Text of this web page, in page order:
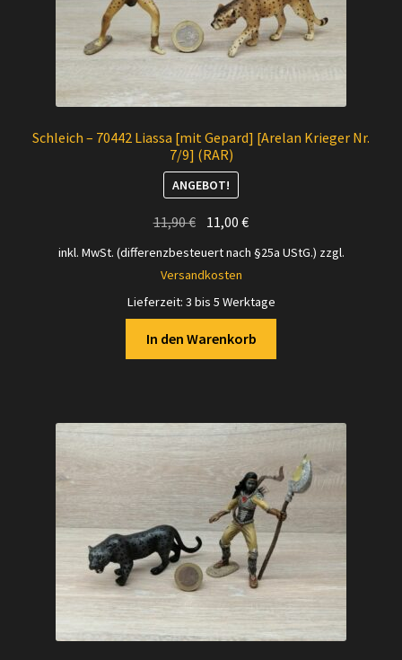
Schleich – 70442 Liassa [mit Gepard] [Arelan Krieger Nr.
7/9] (RAR)
ANGEBOT!
11,90€ Ursprünglicher
11,00€Aktueller
inkl. MwSt. (differenzbesteuert nach §25a UStG.) zzgl.
Versandkosten
Lieferzeit: 3 bis 5 Werktage
In den Warenkorb